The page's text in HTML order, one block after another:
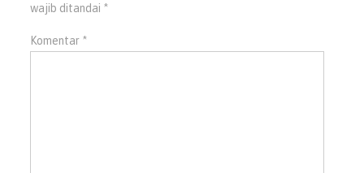
wajib ditandai *
Komentar *